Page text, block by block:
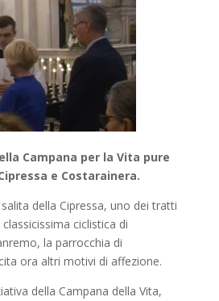
Campana per la Vita pure
e Costarainera.
salita della Cipressa, uno dei tratti
classicissima ciclistica di
, la parrocchia di
ora altri motivi di affezione.
della Campana della Vita,